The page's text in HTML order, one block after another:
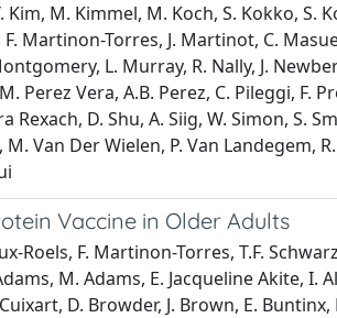
M. Kimmel, M. Koch, S. Kokko, S.
Martinon-Torres, J. Martinot, C.
L. Murray, R. Nally, J.
Perez Vera, A.B. Perez, C. Pileggi, F.
Rexach, D. Shu, A. Siig, W. Simon, S.
Van Der Wielen, P. Van Landegem,
Vaccine in Older Adults
Roels, F. Martinon-Torres, T.F.
M. Adams, E. Jacqueline Akite,
D. Browder, J. Brown, E.